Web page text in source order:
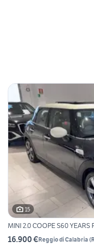
15
MINI 2.0 COOPE S60 YEARS
16.900 €Reggio di Calabria (